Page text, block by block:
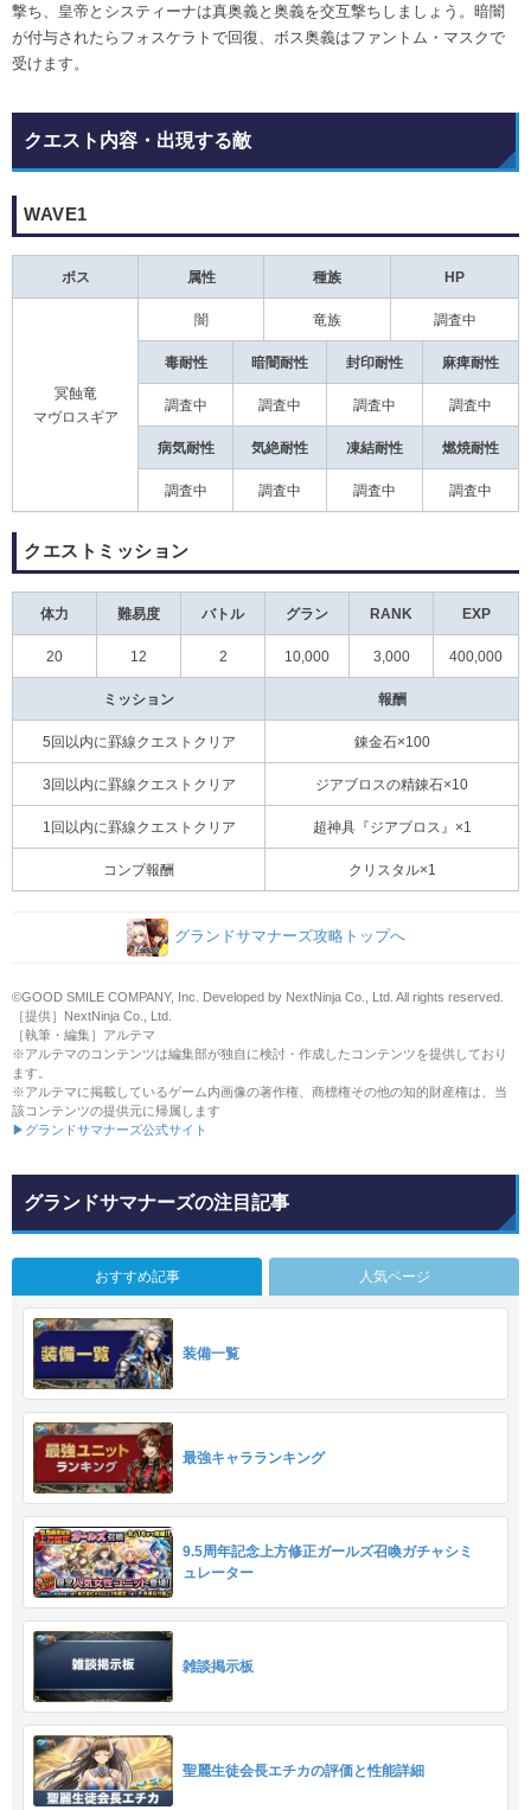
撃ち、皇帝とシスティーナは真奥義と奥義を交互撃ちしましょう。暗闇
が付与されたらフォスケラトで回復、ボス奥義はファントム・マスクで
受けます。
クエスト内容・出現する敵
WAVE1
ボス 属性 種族 HP
冥蝕竜
マヴロスギア
闇 竜族 調査中
毒耐性 暗闇耐性 封印耐性 麻痺耐性
調査中 調査中 調査中 調査中
病気耐性 気絶耐性 凍結耐性 燃焼耐性
調査中 調査中 調査中 調査中
クエストミッション
体力 難易度 バトル グラン RANK EXP
20 12 2 10,000 3,000 400,000
ミッション 報酬
5回以内に罫線クエストクリア 錬金石×100
3回以内に罫線クエストクリア ジアブロスの精錬石×10
1回以内に罫線クエストクリア 超神具『ジアブロス』×1
コンプ報酬 クリスタル×1
グランドサマナーズ攻略トップへ
©GOOD SMILE COMPANY, Inc. Developed by NextNinja Co., Ltd. All rights reserved.
［提供］NextNinja Co., Ltd.
［執筆・編集］アルテマ
※アルテマのコンテンツは編集部が独自に検討・作成したコンテンツを提供しており
ます。
※アルテマに掲載しているゲーム内画像の著作権、商標権その他の知的財産権は、当
該コンテンツの提供元に帰属します
▶グランドサマナーズ公式サイト
グランドサマナーズの注目記事
おすすめ記事 人気ページ
装備一覧
最強キャラランキング
9.5周年記念上方修正ガールズ召喚ガチャシミ
ュレーター
雑談掲示板
聖麗生徒会長エチカの評価と性能詳細